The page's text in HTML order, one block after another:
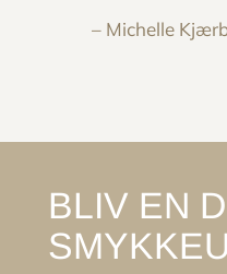
– Michelle
BLIV EN